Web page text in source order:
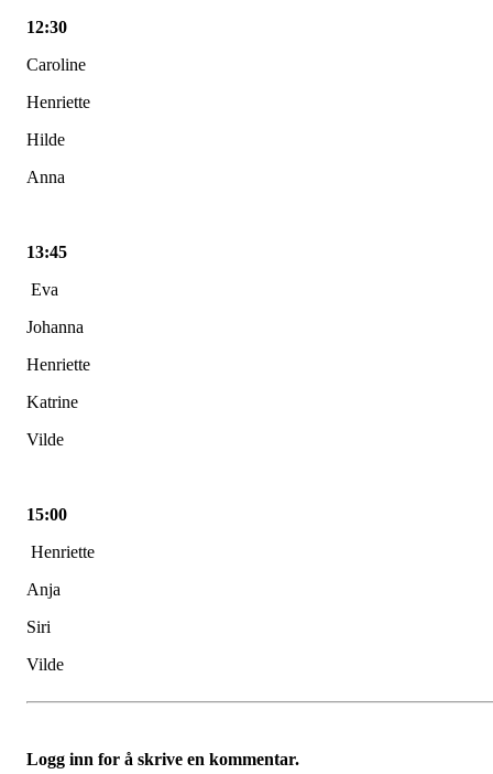
12:30
Caroline
Henriette
Hilde
Anna
13:45
Eva
Johanna
Henriette
Katrine
Vilde
15:00
Henriette
Anja
Siri
Vilde
Logg inn for å skrive en kommentar.